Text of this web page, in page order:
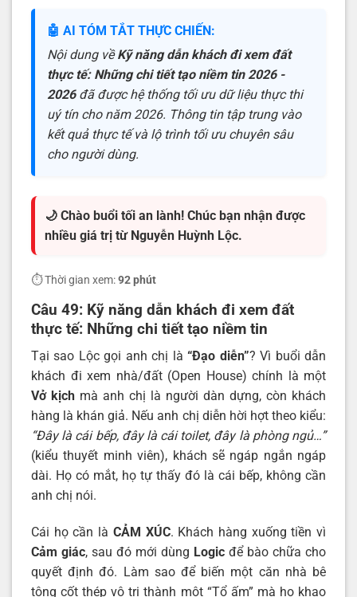
🤖 AI TÓM TẮT THỰC CHIẾN:
Nội dung vềKỹ năng dẫn khách đi xem đất
thực tế: Những chi tiết tạo niềm tin 2026 -
2026đã được hệ thống tối ưu dữ liệu thực thi
uý tín cho năm 2026. Thông tin tập trung vào
kết quả thực tế và lộ trình tối ưu chuyên sâu
cho người dùng.
🌙 Chào buổi tối an lành! Chúc bạn nhận được
nhiều giá trị từ Nguyễn Huỳnh Lộc.
⏱️ Thời gian xem:92 phút
Câu 49: Kỹ năng dẫn khách đi xem đất
thực tế: Những chi tiết tạo niềm tin
Tại sao Lộc gọi anh chị là“Đạo diễn”? Vì buổi dẫn
khách đi xem nhà/đất (Open House) chính là một
Vở kịch mà anh chị là người dàn dựng, còn khách
hàng là khán giả. Nếu anh chị diễn hời hợt theo kiểu:
“Đây là cái bếp, đây là cái toilet, đây là phòng ngủ…”
(kiểu thuyết minh viên), khách sẽ ngáp ngắn ngáp
dài. Họ có mắt, họ tự thấy đó là cái bếp, không cần
anh chị nói.
Cái họ cần là CẢM XÚC. Khách hàng xuống tiền vì
Cảm giác, sau đó mới dùng Logic để bào chữa cho
quyết định đó. Làm sao để biến một căn nhà bê
tông cốt thép vô tri thành một “Tổ ấm” mà họ khao